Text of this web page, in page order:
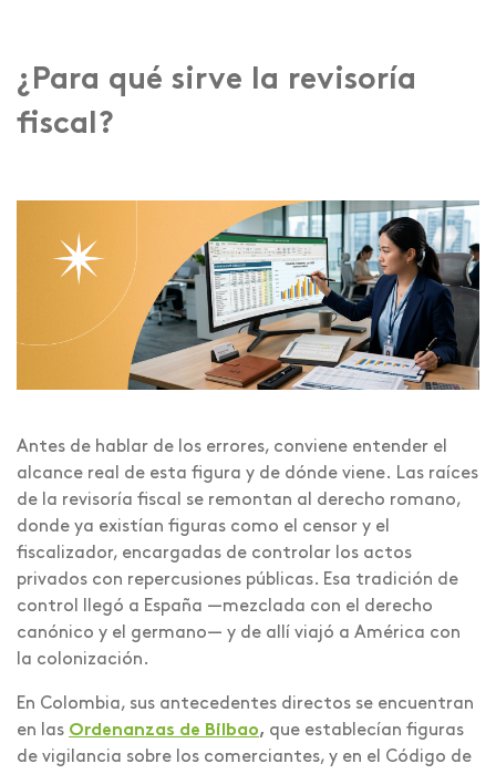
¿Para qué sirve la revisoría
fiscal?
Antes de hablar de los errores, conviene entender el
alcance real de esta figura y de dónde viene. Las raíces
de la revisoría fiscal se remontan al derecho romano,
donde ya existían figuras como el censor y el
fiscalizador, encargadas de controlar los actos
privados con repercusiones públicas. Esa tradición de
control llegó a España —mezclada con el derecho
canónico y el germano— y de allí viajó a América con
la colonización.
En Colombia, sus antecedentes directos se encuentran
en las Ordenanzas de Bilbao, que establecían figuras
de vigilancia sobre los comerciantes, y en el Código de